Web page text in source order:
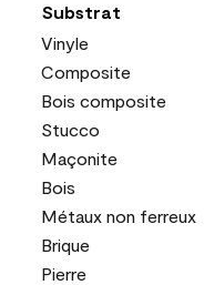
Substrat
Vinyle
Composite
Bois composite
Stucco
Maçonite
Bois
Métaux non ferreux
Brique
Pierre